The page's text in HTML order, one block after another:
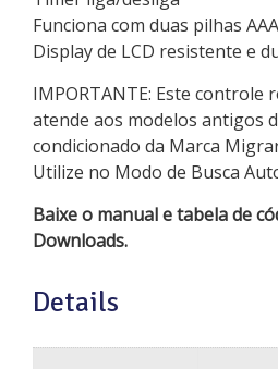
Funciona com duas pilhas AAA
Display de LCD resistente e
IMPORTANTE: Este controle
atende aos modelos antigos
condicionado da Marca
Utilize no Modo de Busca
Baixe o manual e tabela de
Downloads.
Details